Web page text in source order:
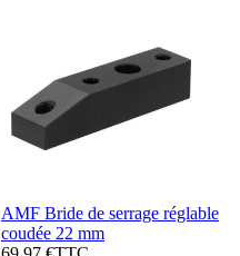
AMF Bride de serrage réglable
coudée 22 mm